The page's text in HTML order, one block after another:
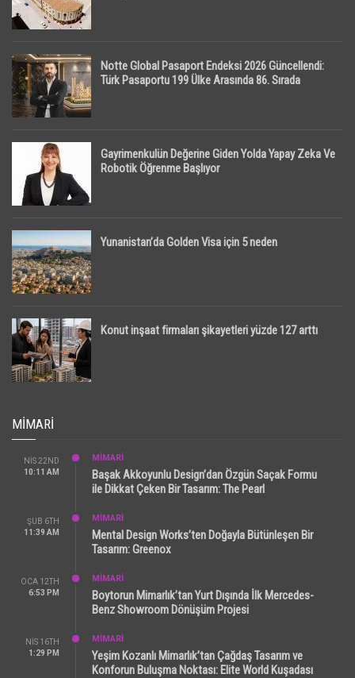
Notte Global Pasaport Endeksi 2026 Güncellendi:
Türk Pasaportu 199 Ülke Arasında 86. Sırada
Gayrimenkulün Değerine Giden Yolda Yapay Zeka Ve
Robotik Öğrenme Başlıyor
Yunanistan’da Golden Visa için 5 neden
Konut inşaat firmaları şikayetleri yüzde 127 arttı
MIMARI
NIS 22ND
10:11 AM
MİMARİ
Başak Akkoyunlu Design’dan Özgün Saçak Formu
ile Dikkat Çeken Bir Tasarım: The Pearl
ŞUB 6TH
11:39 AM
MİMARİ
Mental Design Works’ten Doğayla Bütünleşen Bir
Tasarım: Greenox
OCA 12TH
6:53 PM
MİMARİ
Boytorun Mimarlık’tan Yurt Dışında İlk Mercedes-
Benz Showroom Dönüşüm Projesi
NIS 16TH
1:29 PM
MİMARİ
Yeşim Kozanlı Mimarlık’tan Çağdaş Tasarım ve
Konforun Buluşma Noktası: Elite World Kuşadası